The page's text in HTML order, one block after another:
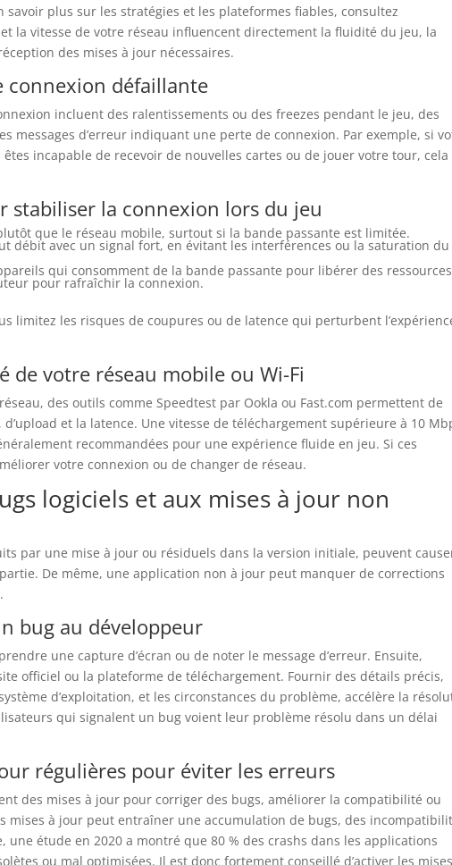
plus sur les stratégies et les plateformes fiables, consultez
la vitesse de votre réseau influencent directement la fluidité du jeu, la
des mises à jour nécessaires.
connexion défaillante
incluent des ralentissements ou des freezes pendant le jeu, des
messages d’erreur indiquant une perte de connexion. Par exemple, si
incapable de recevoir de nouvelles cartes ou de jouer votre tour, cela
stabiliser la connexion lors du jeu
que le réseau mobile, surtout si la bande passante est limitée.
débit avec un signal fort, en évitant les interférences ou la saturation du
qui consomment de la bande passante pour libérer des
pour rafraîchir la connexion.
limitez les risques de coupures ou de latence qui perturbent
de votre réseau mobile ou Wi-Fi
des outils comme Speedtest par Ookla ou Fast.com permettent de
et la latence. Une vitesse de téléchargement supérieure à 10
recommandées pour une expérience fluide en jeu. Si ces
votre connexion ou de changer de réseau.
logiciels et aux mises à jour non
par une mise à jour ou résiduels dans la version initiale, peuvent
De même, une application non à jour peut manquer de corrections
bug au développeur
une capture d’écran ou de noter le message d’erreur. Ensuite,
officiel ou la plateforme de téléchargement. Fournir des détails précis,
d’exploitation, et les circonstances du problème, accélère la
qui signalent un bug voient leur problème résolu dans un délai
régulières pour éviter les erreurs
des mises à jour pour corriger des bugs, améliorer la compatibilité ou
mises à jour peut entraîner une accumulation de bugs, des
une étude en 2020 a montré que 80 % des crashs dans les applications
ou mal optimisées. Il est donc fortement conseillé d’activer les